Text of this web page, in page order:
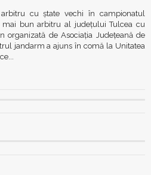
cu ștate vechi în campionatul
mai bun arbitru al judeţului Tulcea cu
organizată de Asociaţia Judeţeană de
jandarm a ajuns în comă la Unitatea